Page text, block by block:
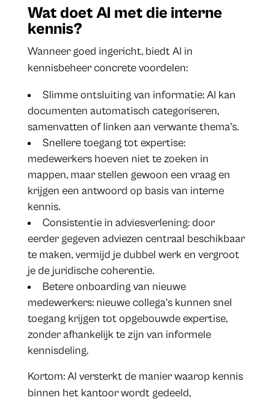
Wat doet AI met die interne
kennis?
Wanneer goed ingericht, biedt AI in
kennisbeheer concrete voordelen:
Slimme ontsluiting van informatie: AI kan
documenten automatisch categoriseren,
samenvatten of linken aan verwante thema’s.
Snellere toegang tot expertise:
medewerkers hoeven niet te zoeken in
mappen, maar stellen gewoon een vraag en
krijgen een antwoord op basis van interne
kennis.
Consistentie in adviesverlening: door
eerder gegeven adviezen centraal beschikbaar
te maken, vermijd je dubbel werk en vergroot
je de juridische coherentie.
Betere onboarding van nieuwe
medewerkers: nieuwe collega’s kunnen snel
toegang krijgen tot opgebouwde expertise,
zonder afhankelijk te zijn van informele
kennisdeling.
Kortom: AI versterkt de manier waarop kennis
binnen het kantoor wordt gedeeld,